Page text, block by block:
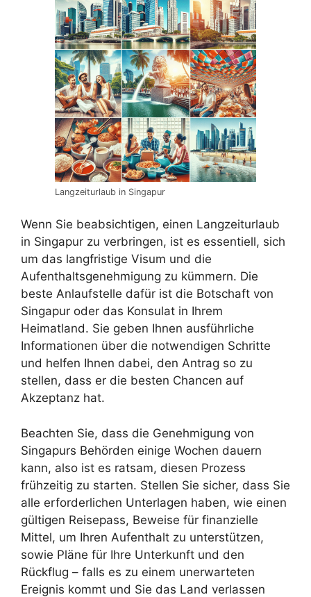
Langzeiturlaub in Singapur
Wenn Sie beabsichtigen, einen Langzeiturlaub
in Singapur zu verbringen, ist es essentiell, sich
um das langfristige Visum und die
Aufenthaltsgenehmigung zu kümmern. Die
beste Anlaufstelle dafür ist die Botschaft von
Singapur oder das Konsulat in Ihrem
Heimatland. Sie geben Ihnen ausführliche
Informationen über die notwendigen Schritte
und helfen Ihnen dabei, den Antrag so zu
stellen, dass er die besten Chancen auf
Akzeptanz hat.
Beachten Sie, dass die Genehmigung von
Singapurs Behörden einige Wochen dauern
kann, also ist es ratsam, diesen Prozess
frühzeitig zu starten. Stellen Sie sicher, dass Sie
alle erforderlichen Unterlagen haben, wie einen
gültigen Reisepass, Beweise für finanzielle
Mittel, um Ihren Aufenthalt zu unterstützen,
sowie Pläne für Ihre Unterkunft und den
Rückflug – falls es zu einem unerwarteten
Ereignis kommt und Sie das Land verlassen